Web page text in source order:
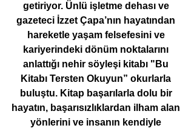
getiriyor. Ünlü işletme dehası ve
gazeteci İzzet Çapa’nın hayatından
hareketle yaşam felsefesini ve
kariyerindeki dönüm noktalarını
anlattığı nehir söyleşi kitabı "Bu
Kitabı Tersten Okuyun” okurlarla
buluştu. Kitap başarılarla dolu bir
hayatın, başarısızlıklardan ilham alan
yönlerini ve insanın kendiyle